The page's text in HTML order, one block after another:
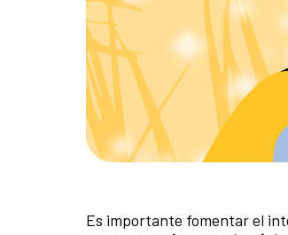
Es importante fomentar el